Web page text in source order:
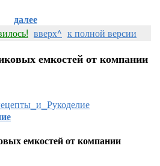
далее
вверх^ к полной версии
емкостей от компании
емкостей от компании